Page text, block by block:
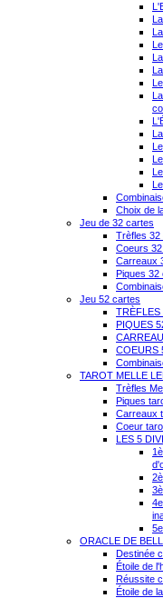
Choix de
Jeu de 32 cartes
Trèfles 32
Coeurs
Carreaux
Piques 32
Jeu 52 cartes
TRÈFLES
PIQUES
COEURS
TAROT MELLE
Trèfles
Piques
Carreaux
Coeur
LES 5
ORACLE DE
Destinée
Étoile de
Réussite
Étoile de